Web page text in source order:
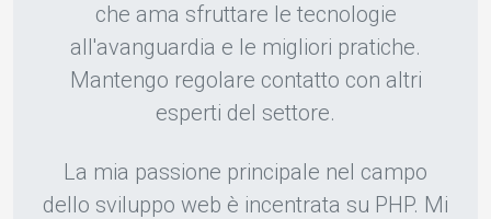
che ama sfruttare le tecnologie
all'avanguardia e le migliori pratiche.
Mantengo regolare contatto con altri
esperti del settore.
La mia passione principale nel campo
dello sviluppo web è incentrata su PHP. Mi